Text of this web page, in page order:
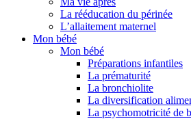
La rééducation du périnée
L’allaitement maternel
Mon bébé
Mon bébé
Préparations infantiles
La prématurité
La bronchiolite
La diversification
La psychomotricité de